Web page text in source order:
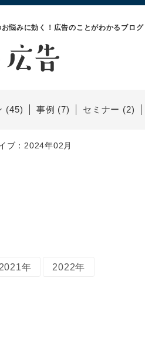
お悩みに効く！広告のことがわかるブログ
(45) 事例 (7) セミナー (2)
ブ：2024年02月
2021年 2022年